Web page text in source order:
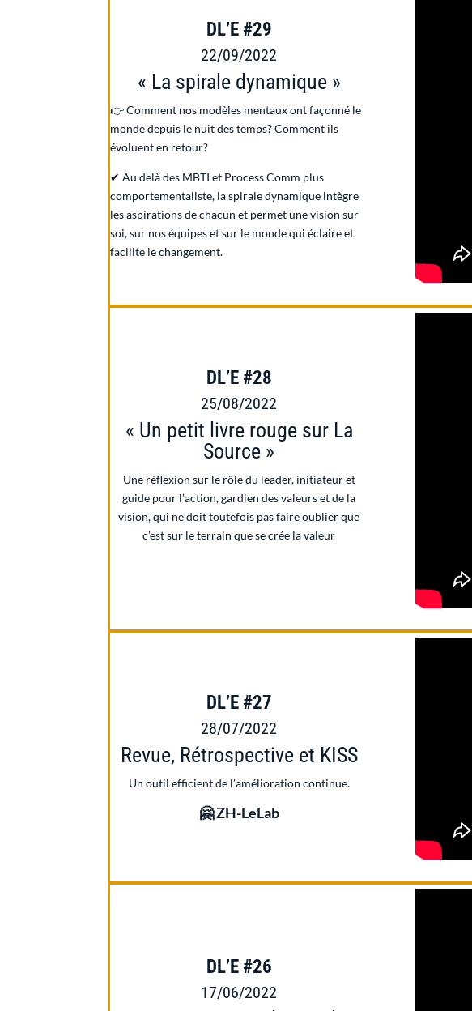
DL’E #29
22/09/2022
« La spirale dynamique »
👉 Comment nos modèles mentaux ont façonné le
monde depuis le nuit des temps? Comment ils
évoluent en retour?
✔ Au delà des MBTI et Process Comm plus
comportementaliste, la spirale dynamique intègre
les aspirations de chacun et permet une vision sur
soi, sur nos équipes et sur le monde qui éclaire et
facilite le changement.
DL’E #28
25/08/2022
« Un petit livre rouge sur La
Source »
Une réflexion sur le rôle du leader, initiateur et
guide pour l’action, gardien des valeurs et de la
vision, qui ne doit toutefois pas faire oublier que
c’est sur le terrain que se crée la valeur
DL’E #27
28/07/2022
Revue, Rétrospective et KISS
Un outil efficient de l’amélioration continue.
🤗 ZH-LeLab
DL’E #26
17/06/2022